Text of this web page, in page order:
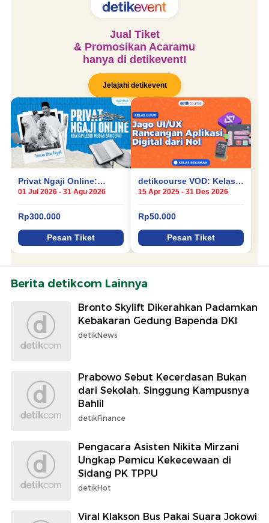
Berita detikcom Lainnya
Bronto Skylift Dikerahkan Padamkan
Kebakaran Gedung Bapenda DKI
detikNews
Prabowo Sebut Kecerdasan Bukan
dari Sekolah, Singgung Kampusnya
Bahlil
detikFinance
Pengacara Asisten Nikita Mirzani
Ungkap Pemicu Kekecewaan di
Sidang PK TPPU
detikHot
Viral Klakson Bus Pakai Suara Jokowi